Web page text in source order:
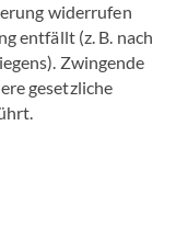
widerrufen
entfällt (z. B. nach
Zwingende
gesetzliche